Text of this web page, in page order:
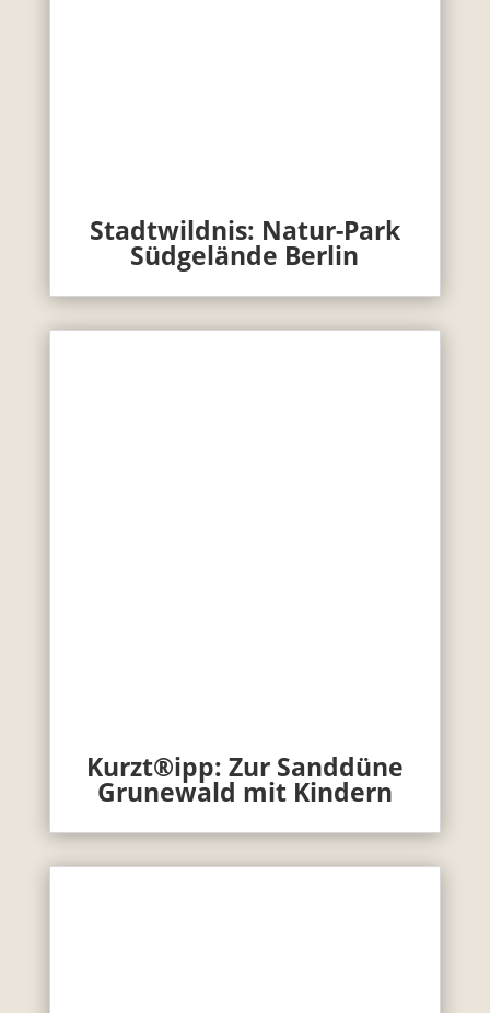
Stadtwildnis: Natur-Park
Südgelände Berlin
Kurzt®ipp: Zur Sanddüne
Grunewald mit Kindern